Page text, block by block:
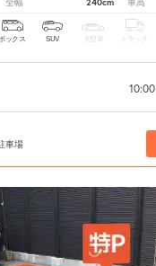
全幅 240cm 車高
ックス SUV 大型車 トラック
10:00
車場